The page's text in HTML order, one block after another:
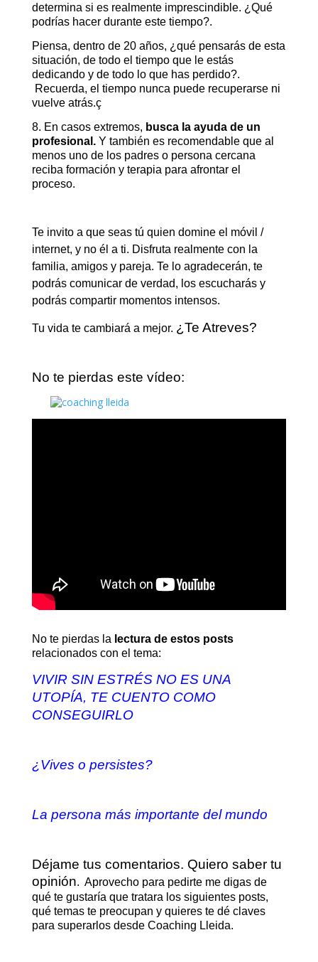
determina si es realmente imprescindible. ¿Qué
podrías hacer durante este tiempo?.
Piensa, dentro de 20 años, ¿qué pensarás de esta
situación, de todo el tiempo que le estás
dedicando y de todo lo que has perdido?.
Recuerda, el tiempo nunca puede recuperarse ni
vuelve atrás.ç
8. En casos extremos, busca la ayuda de un
profesional.Y también es recomendable que al
menos uno de los padres o persona cercana
reciba formación y terapia para afrontar el
proceso.
Te invito a que seas tú quien domine el móvil /
internet, y no él a ti. Disfruta realmente con la
familia, amigos y pareja. Te lo agradecerán, te
podrás comunicar de verdad, los escucharás y
podrás compartir momentos intensos.
Tu vida te cambiará a mejor. ¿Te Atreves?
No te pierdas este vídeo:
No te pierdas la lectura de estos posts
relacionados con el tema:
VIVIR SIN ESTRÉS NO ES UNA
UTOPÍA, TE CUENTO COMO
CONSEGUIRLO
¿Vives o persistes?
La persona más importante del mundo
Déjame tus comentarios. Quiero saber tu
opinión. Aprovecho para pedirte me digas de
qué te gustaría que tratara los siguientes posts,
qué temas te preocupan y quieres te dé claves
para superarlos desde Coaching Lleida.